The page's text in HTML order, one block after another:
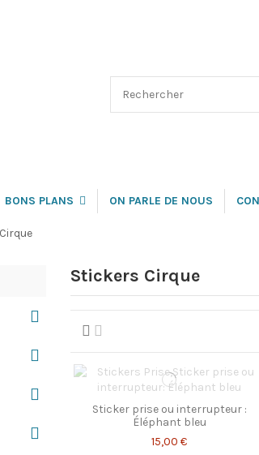
BONS PLANS ON PARLE DE NOUS
Stickers Cirque
Sticker prise ou interrupteur :
Éléphant bleu
15,00 €